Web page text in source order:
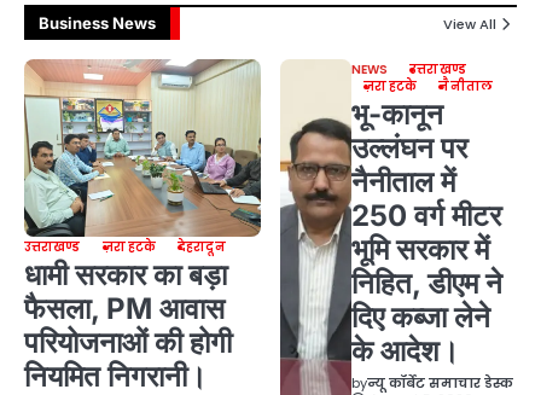
Business News View All
उत्तराखण्ड ज़रा हटके देहरादून
धामी सरकार का बड़ा
फैसला, PM आवास
परियोजनाओं की होगी
नियमित निगरानी।
NEWS
उत्तराखण्ड
ज़रा हटके
नैनीताल
भू-कानून
उल्लंघन पर
नैनीताल में
250 वर्ग मीटर
भूमि सरकार में
निहित, डीएम ने
दिए कब्जा लेने
के आदेश।
byन्यू कॉर्बेट समाचार डेस्क